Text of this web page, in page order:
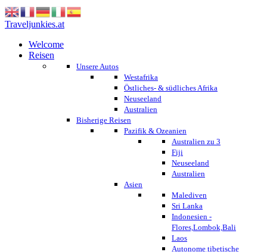
Traveljunkies.at
Welcome
Reisen
Unsere Autos
Westafrika
Östliches- & südliches Afrika
Neuseeland
Australien
Bisherige Reisen
Pazifik & Ozeanien
Australien zu 3
Fiji
Neuseeland
Australien
Asien
Malediven
Sri Lanka
Indonesien -
Flores,Lombok,Bali
Laos
Autonome tibetische